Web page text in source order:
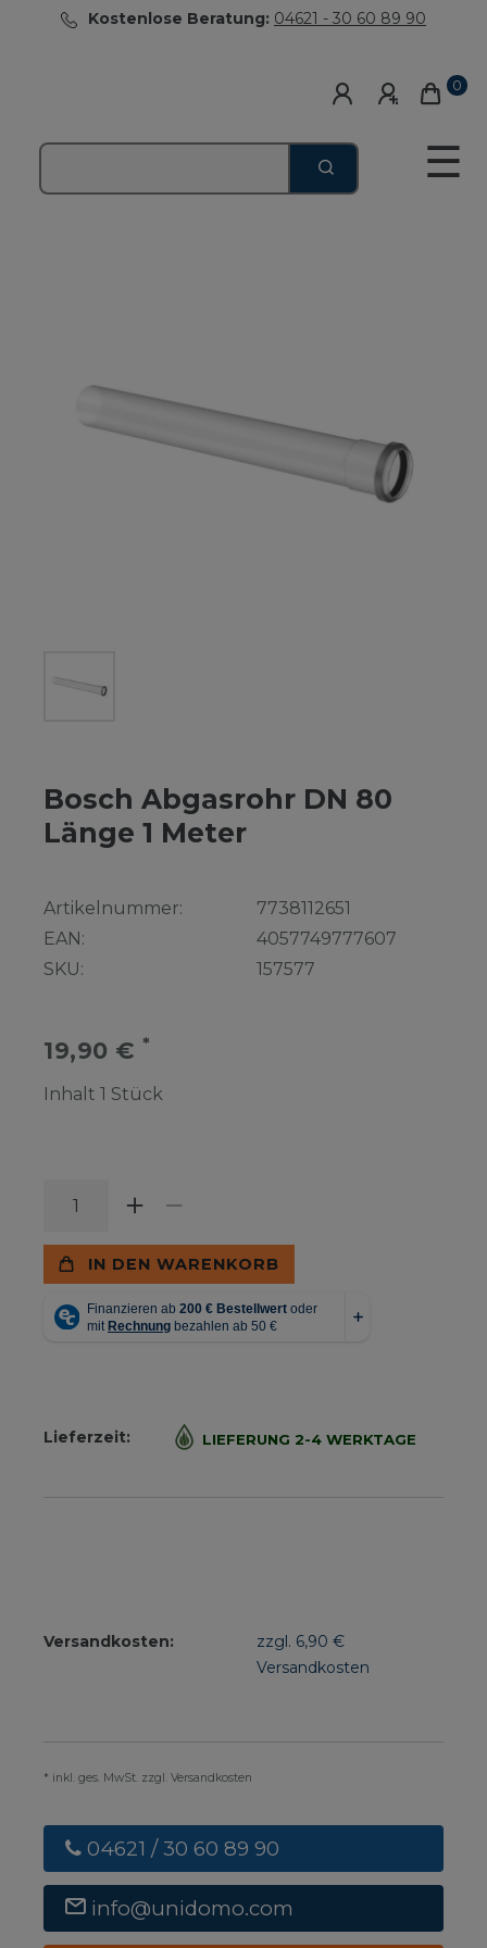
Kostenlose Beratung: 04621 - 30 60 89 90
0
☰
Bosch Abgasrohr DN 80
Länge 1 Meter
Artikelnummer:
EAN:
SKU:
7738112651
4057749777607
157577
19,90 € *
Inhalt 1 Stück
IN DEN WARENKORB
Lieferzeit: LIEFERUNG 2-4 WERKTAGE
Versandkosten:
zzgl. 6,90 €
Versandkosten
* inkl. ges. MwSt. zzgl. Versandkosten
04621 / 30 60 89 90
info@unidomo.com